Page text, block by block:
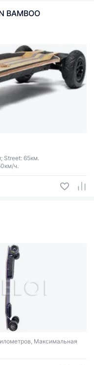
BAMBOO
Street: 65км.
ч.
Максимальная